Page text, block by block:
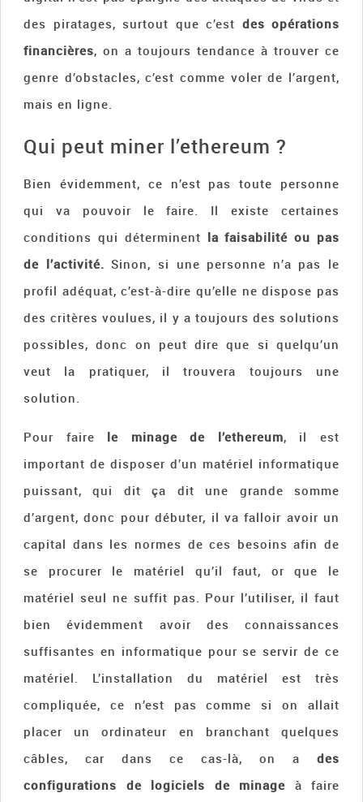
des piratages, surtout que c’est des opérations
financières, on a toujours tendance à trouver ce
genre d’obstacles, c’est comme voler de l’argent,
mais en ligne.
Qui peut miner l’ethereum ?
Bien évidemment, ce n’est pas toute personne
qui va pouvoir le faire. Il existe certaines
conditions qui déterminent la faisabilité ou pas
de l’activité. Sinon, si une personne n’a pas le
profil adéquat, c’est-à-dire qu’elle ne dispose pas
des critères voulues, il y a toujours des solutions
possibles, donc on peut dire que si quelqu’un
veut la pratiquer, il trouvera toujours une
solution.
Pour faire le minage de l’ethereum, il est
important de disposer d’un matériel informatique
puissant, qui dit ça dit une grande somme
d’argent, donc pour débuter, il va falloir avoir un
capital dans les normes de ces besoins afin de
se procurer le matériel qu’il faut, or que le
matériel seul ne suffit pas. Pour l’utiliser, il faut
bien évidemment avoir des connaissances
suffisantes en informatique pour se servir de ce
matériel. L’installation du matériel est très
compliquée, ce n’est pas comme si on allait
placer un ordinateur en branchant quelques
câbles, car dans ce cas-là, on a des
configurations de logiciels de minage à faire